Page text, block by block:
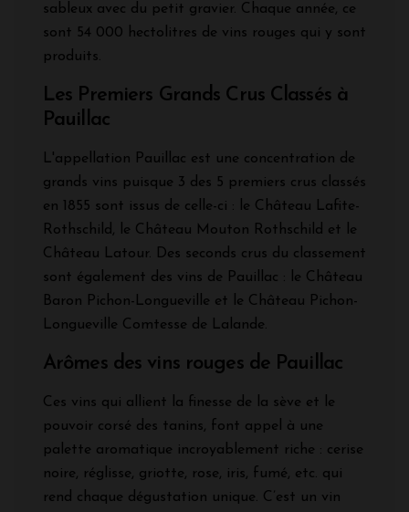
sableux avec du petit gravier. Chaque année, ce
sont 54 000 hectolitres de vins rouges qui y sont
produits.
Les Premiers Grands Crus Classés à
Pauillac
L'appellation Pauillac est une concentration de
grands vins puisque 3 des 5 premiers crus classés
en 1855 sont issus de celle-ci : le Château Lafite-
Rothschild, le Château Mouton Rothschild et le
Château Latour. Des seconds crus du classement
sont également des vins de Pauillac : le Château
Baron Pichon-Longueville et le Château Pichon-
Longueville Comtesse de Lalande.
Arômes des vins rouges de Pauillac
Ces vins qui allient la finesse de la sève et le
pouvoir corsé des tanins, font appel à une
palette aromatique incroyablement riche : cerise
noire, réglisse, griotte, rose, iris, fumé, etc. qui
rend chaque dégustation unique. C’est un vin